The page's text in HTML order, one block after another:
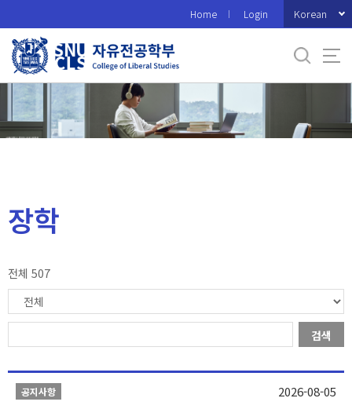
로
메
Home Login Korean
장학
전체 507
검색
공지사항 2026-08-05